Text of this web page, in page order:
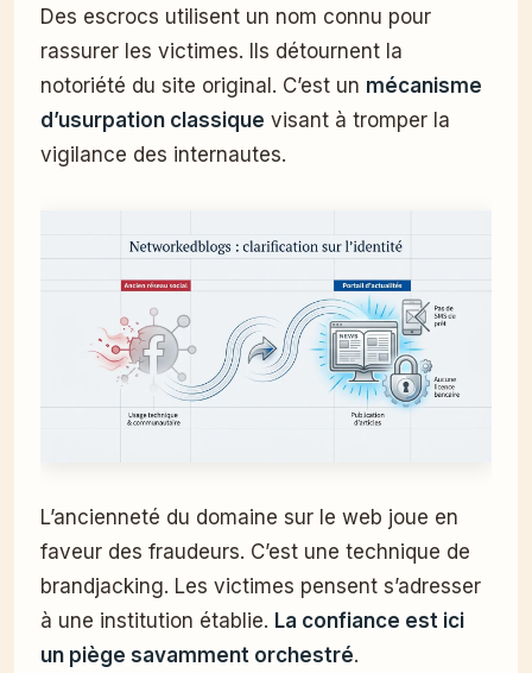
Des escrocs utilisent un nom connu pour
rassurer les victimes. Ils détournent la
notoriété du site original. C’est un mécanisme
d’usurpation classique visant à tromper la
vigilance des internautes.
L’ancienneté du domaine sur le web joue en
faveur des fraudeurs. C’est une technique de
brandjacking. Les victimes pensent s’adresser
à une institution établie. La confiance est ici
un piège savamment orchestré.